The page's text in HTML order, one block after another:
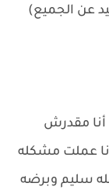
عن الجميع)
أنا مقدرش
عملت مشكله
سليم وبرضه